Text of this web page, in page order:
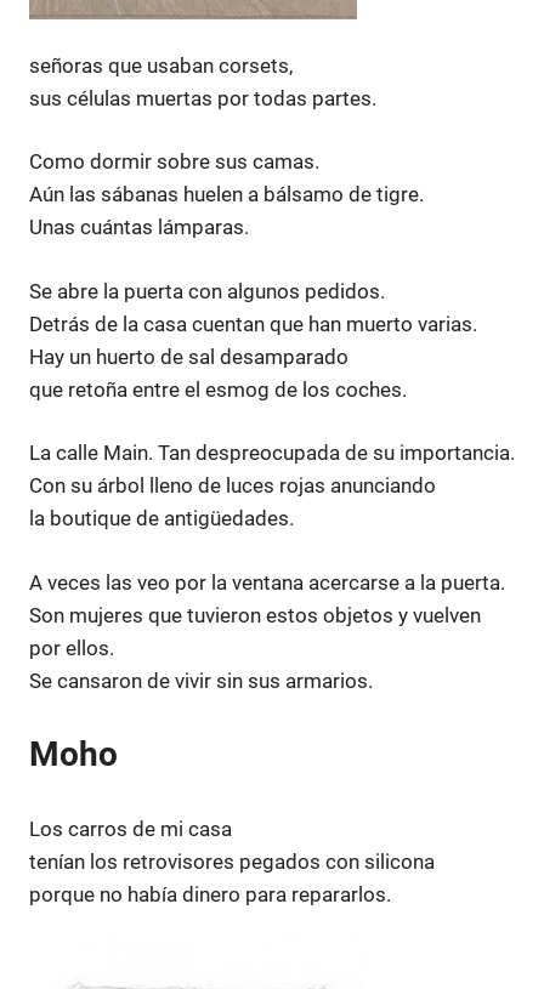
señoras que usaban corsets,
sus células muertas por todas partes.
Como dormir sobre sus camas.
Aún las sábanas huelen a bálsamo de tigre.
Unas cuántas lámparas.
Se abre la puerta con algunos pedidos.
Detrás de la casa cuentan que han muerto varias.
Hay un huerto de sal desamparado
que retoña entre el esmog de los coches.
La calle Main. Tan despreocupada de su importancia.
Con su árbol lleno de luces rojas anunciando
la boutique de antigüedades.
A veces las veo por la ventana acercarse a la puerta.
Son mujeres que tuvieron estos objetos y vuelven
por ellos.
Se cansaron de vivir sin sus armarios.
Moho
Los carros de mi casa
tenían los retrovisores pegados con silicona
porque no había dinero para repararlos.